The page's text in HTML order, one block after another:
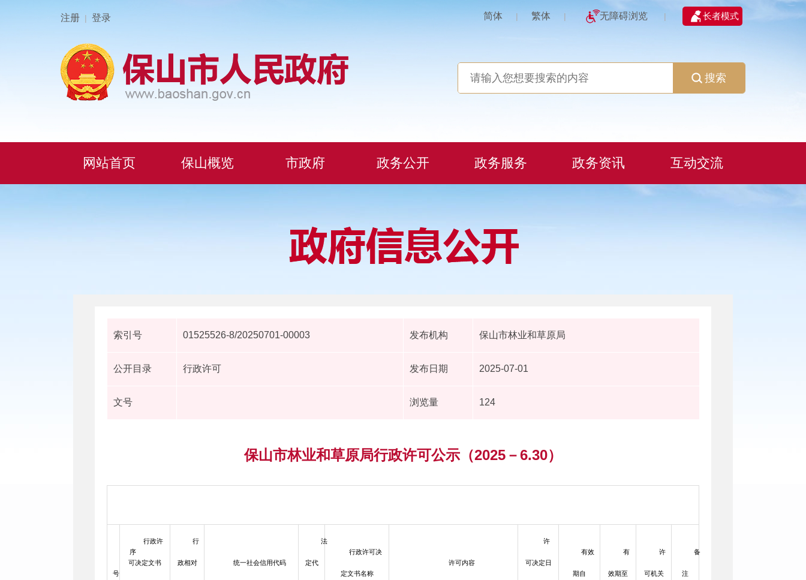
注册 | 登录 简体 | 繁体 | 无障碍浏览 | 长者模式
搜索
网站首页 保山概览 市政府 政务公开 政务服务 政务资讯 互动交流
索引号 01525526-8/20250701-00003 发布机构 保山市林业和草原局
公开目录 行政许可 发布日期 2025-07-01
文号 浏览量 124
保山市林业和草原局行政许可公示（2025－6.30）
序
号
行政许
可决定文书
行
政相对 统一社会信用代码
法
定代
行政许可决
定文书名称
许可内容
许
可决定日
有效
期自
有
效期至
许
可机关
备
注